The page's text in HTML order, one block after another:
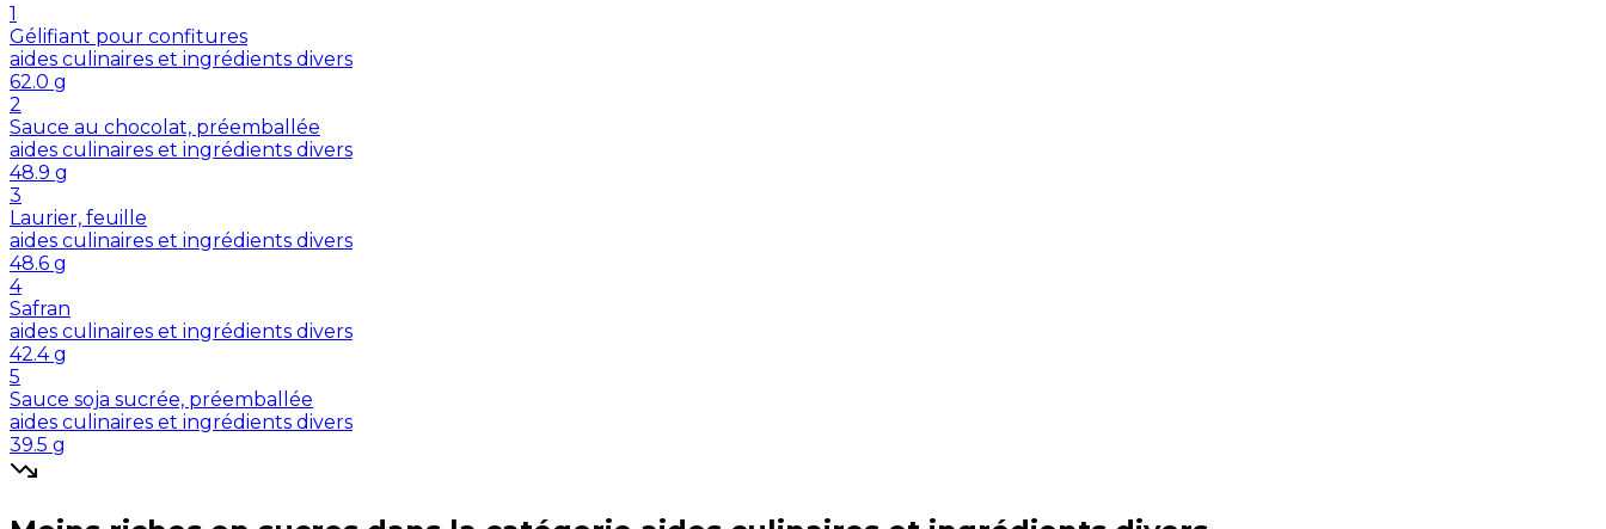
1
Gélifiant pour confitures
aides culinaires et ingrédients divers
62.0 g
2
Sauce au chocolat, préemballée
aides culinaires et ingrédients divers
48.9 g
3
Laurier, feuille
aides culinaires et ingrédients divers
48.6 g
4
Safran
aides culinaires et ingrédients divers
42.4 g
5
Sauce soja sucrée, préemballée
aides culinaires et ingrédients divers
39.5 g